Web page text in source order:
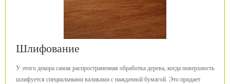
Шлифование
У этого декора самая распространенная обработка дерева, когда поверхность
шлифуется специальными валиками с наждачной бумагой. Это придает